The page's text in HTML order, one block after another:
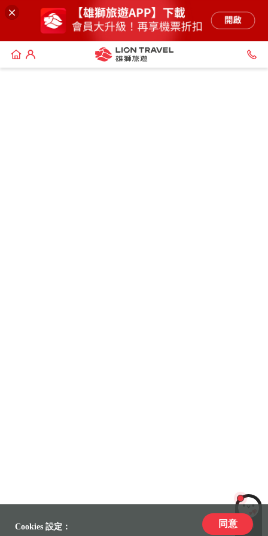
LiLi
Cookies 設定： 同意